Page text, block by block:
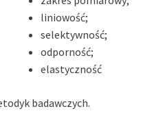
liniowość;
selektywność;
odporność;
elastyczność
badawczych.